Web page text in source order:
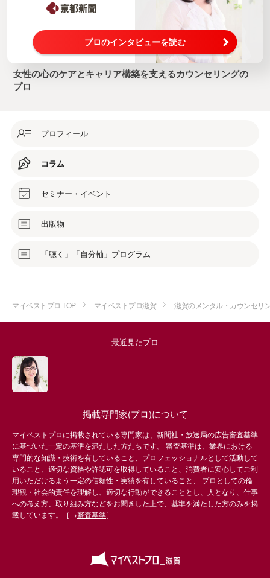
プロのインタビューを読む
女性の心のケアとキャリア構築を支えるカウンセリングの
プロ
プロフィール
コラム
セミナー・イベント
出版物
「聴く」「自分軸」プログラム
マイベストプロ TOP マイベストプロ滋賀 滋賀のメンタル・カウンセリ
最近見たプロ
掲載専門家(プロ)について
マイベストプロに掲載されている専門家は、新聞社・放送局の広告審査基準
に基づいた一定の基準を満たした方たちです。 審査基準は、業界における
専門的な知識・技術を有していること、プロフェッショナルとして活動して
いること、適切な資格や許認可を取得していること、消費者に安心してご利
用いただけるよう一定の信頼性・実績を有していること、 プロとしての倫
理観・社会的責任を理解し、適切な行動ができることとし、人となり、仕事
への考え方、取り組み方などをお聞きした上で、基準を満たした方のみを掲
載しています。［→審査基準］